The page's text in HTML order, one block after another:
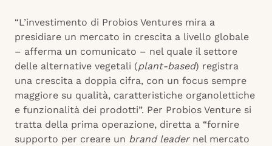
“L’investimento di Probios Ventures mira a
presidiare un mercato in crescita a livello globale
– afferma un comunicato – nel quale il settore
delle alternative vegetali (plant-based) registra
una crescita a doppia cifra, con un focus sempre
maggiore su qualità, caratteristiche organolettiche
e funzionalità dei prodotti”. Per Probios Venture si
tratta della prima operazione, diretta a “fornire
supporto per creare un brand leadernel mercato